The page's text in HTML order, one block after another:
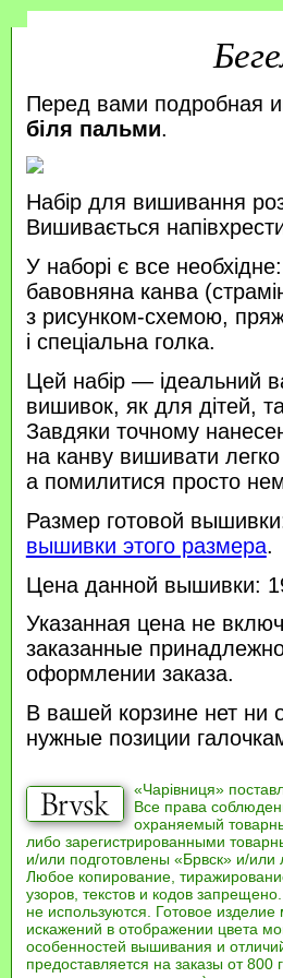
Перед вами подробная
біля пальми.
Набір для вишивання
Вишивається
У наборі є все
бавовняна канва
з рисунком-схемою,
і спеціальна голка.
Цей набір — ідеальний
вишивок, як для дітей,
Завдяки точному
на канву вишивати легко
а помилитися просто
Размер готовой
вышивки этого размера.
Цена данной вышивки:
Указанная цена не
заказанные
оформлении заказа.
В вашей корзине нет ни
нужные позиции
«Чарівниця»
Все права
охраняемый
либо зарегистрированными
и/или подготовлены «Брвск» и/
Любое копирование,
узоров, текстов и кодов
не используются. Готовое
искажений в отображении цвета
особенностей вышивания и
предоставляется на заказы от